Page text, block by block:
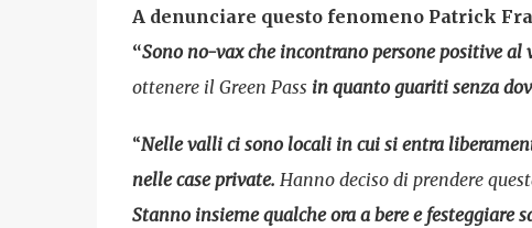
A denunciare questo fenomeno Patrick
“Sono no-vax che incontrano persone positive al
ottenere il Green Pass in quanto guariti senza
“Nelle valli ci sono locali in cui si entra
nelle case private. Hanno deciso di prendere
Stanno insieme qualche ora a bere e festeggiare